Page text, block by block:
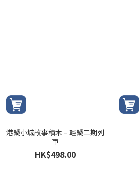
港鐵小城故事積木 – 輕鐵二期列
車
HK$498.00